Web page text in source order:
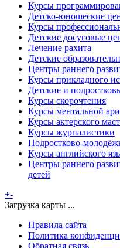
Курсы
Детско-юношеские
Курсы
Детские досуговые
Лечение рахита
Детские
Центры раннего
Курсы прикладного
Детские и
Курсы скорочтения
Курсы ментальной
Курсы актерского
Курсы журналистики
Подростково-
Курсы английского
Центры раннего
детей
+-
Загрузка карты ...
Правила сайта
Политика